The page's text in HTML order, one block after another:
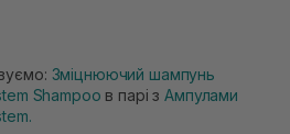
Зміцнюючий шампунь
Shampoo в парі зАмпулами